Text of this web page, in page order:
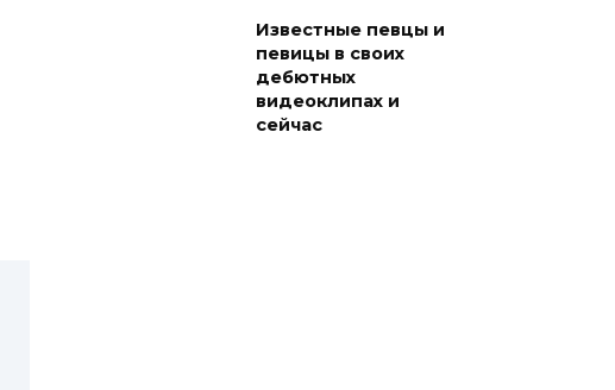
Известные певцы и
певицы в своих
дебютных
видеоклипах и
сейчас